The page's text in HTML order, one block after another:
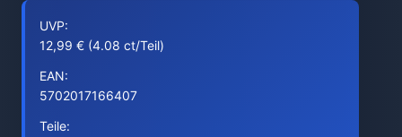
UVP:
12,99 € (4.08 ct/Teil)
EAN:
5702017166407
Teile: